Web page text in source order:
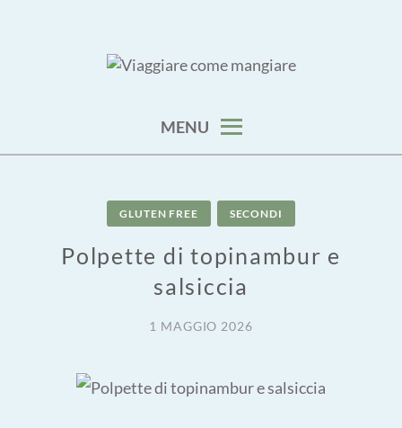
MENU
GLUTEN FREE SECONDI
Polpette di topinambur e
salsiccia
1 MAGGIO 2026